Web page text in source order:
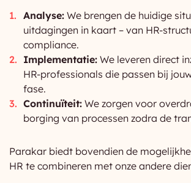
Analyse: We brengen de huidige
uitdagingen in kaart – van HR-
compliance.
Implementatie: We leveren direct
HR-professionals die passen bij
fase.
Continuïteit: We zorgen voor
borging van processen zodra de
Parakar biedt bovendien de
HR te combineren met onze andere